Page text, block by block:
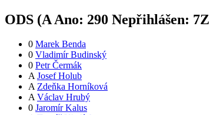
ODS (A Ano: 290 Nepřihlášen: 7Z
0 Marek Benda
0 Vladimír Budinský
0 Petr Čermák
A Josef Holub
A Zdeňka Horníková
A Václav Hrubý
0 Jaromír Kalus